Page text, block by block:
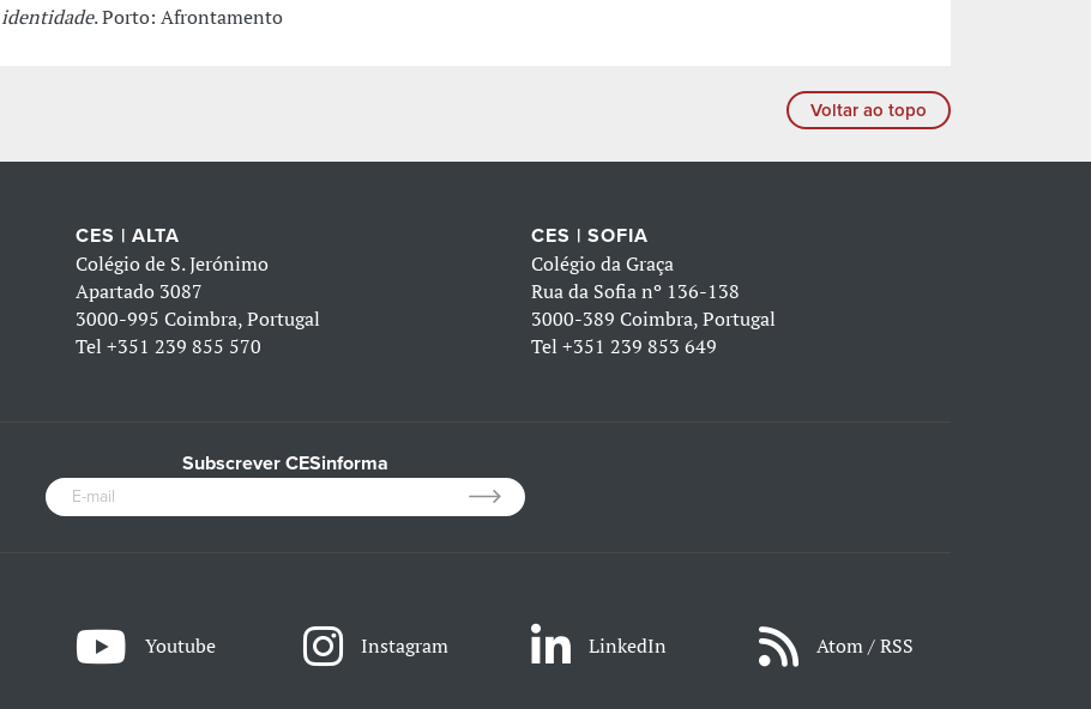
identidade. Porto: Afrontamento
Voltar ao topo
CES | ALTA
Colégio de S. Jerónimo
Apartado 3087
3000-995 Coimbra, Portugal
Tel+351 239 855 570
CES | SOFIA
Colégio da Graça
Rua da Sofia nº 136-138
3000-389 Coimbra, Portugal
Tel +351 239 853 649
Subscrever CESinforma
Youtube Instagram LinkedIn Atom / RSS